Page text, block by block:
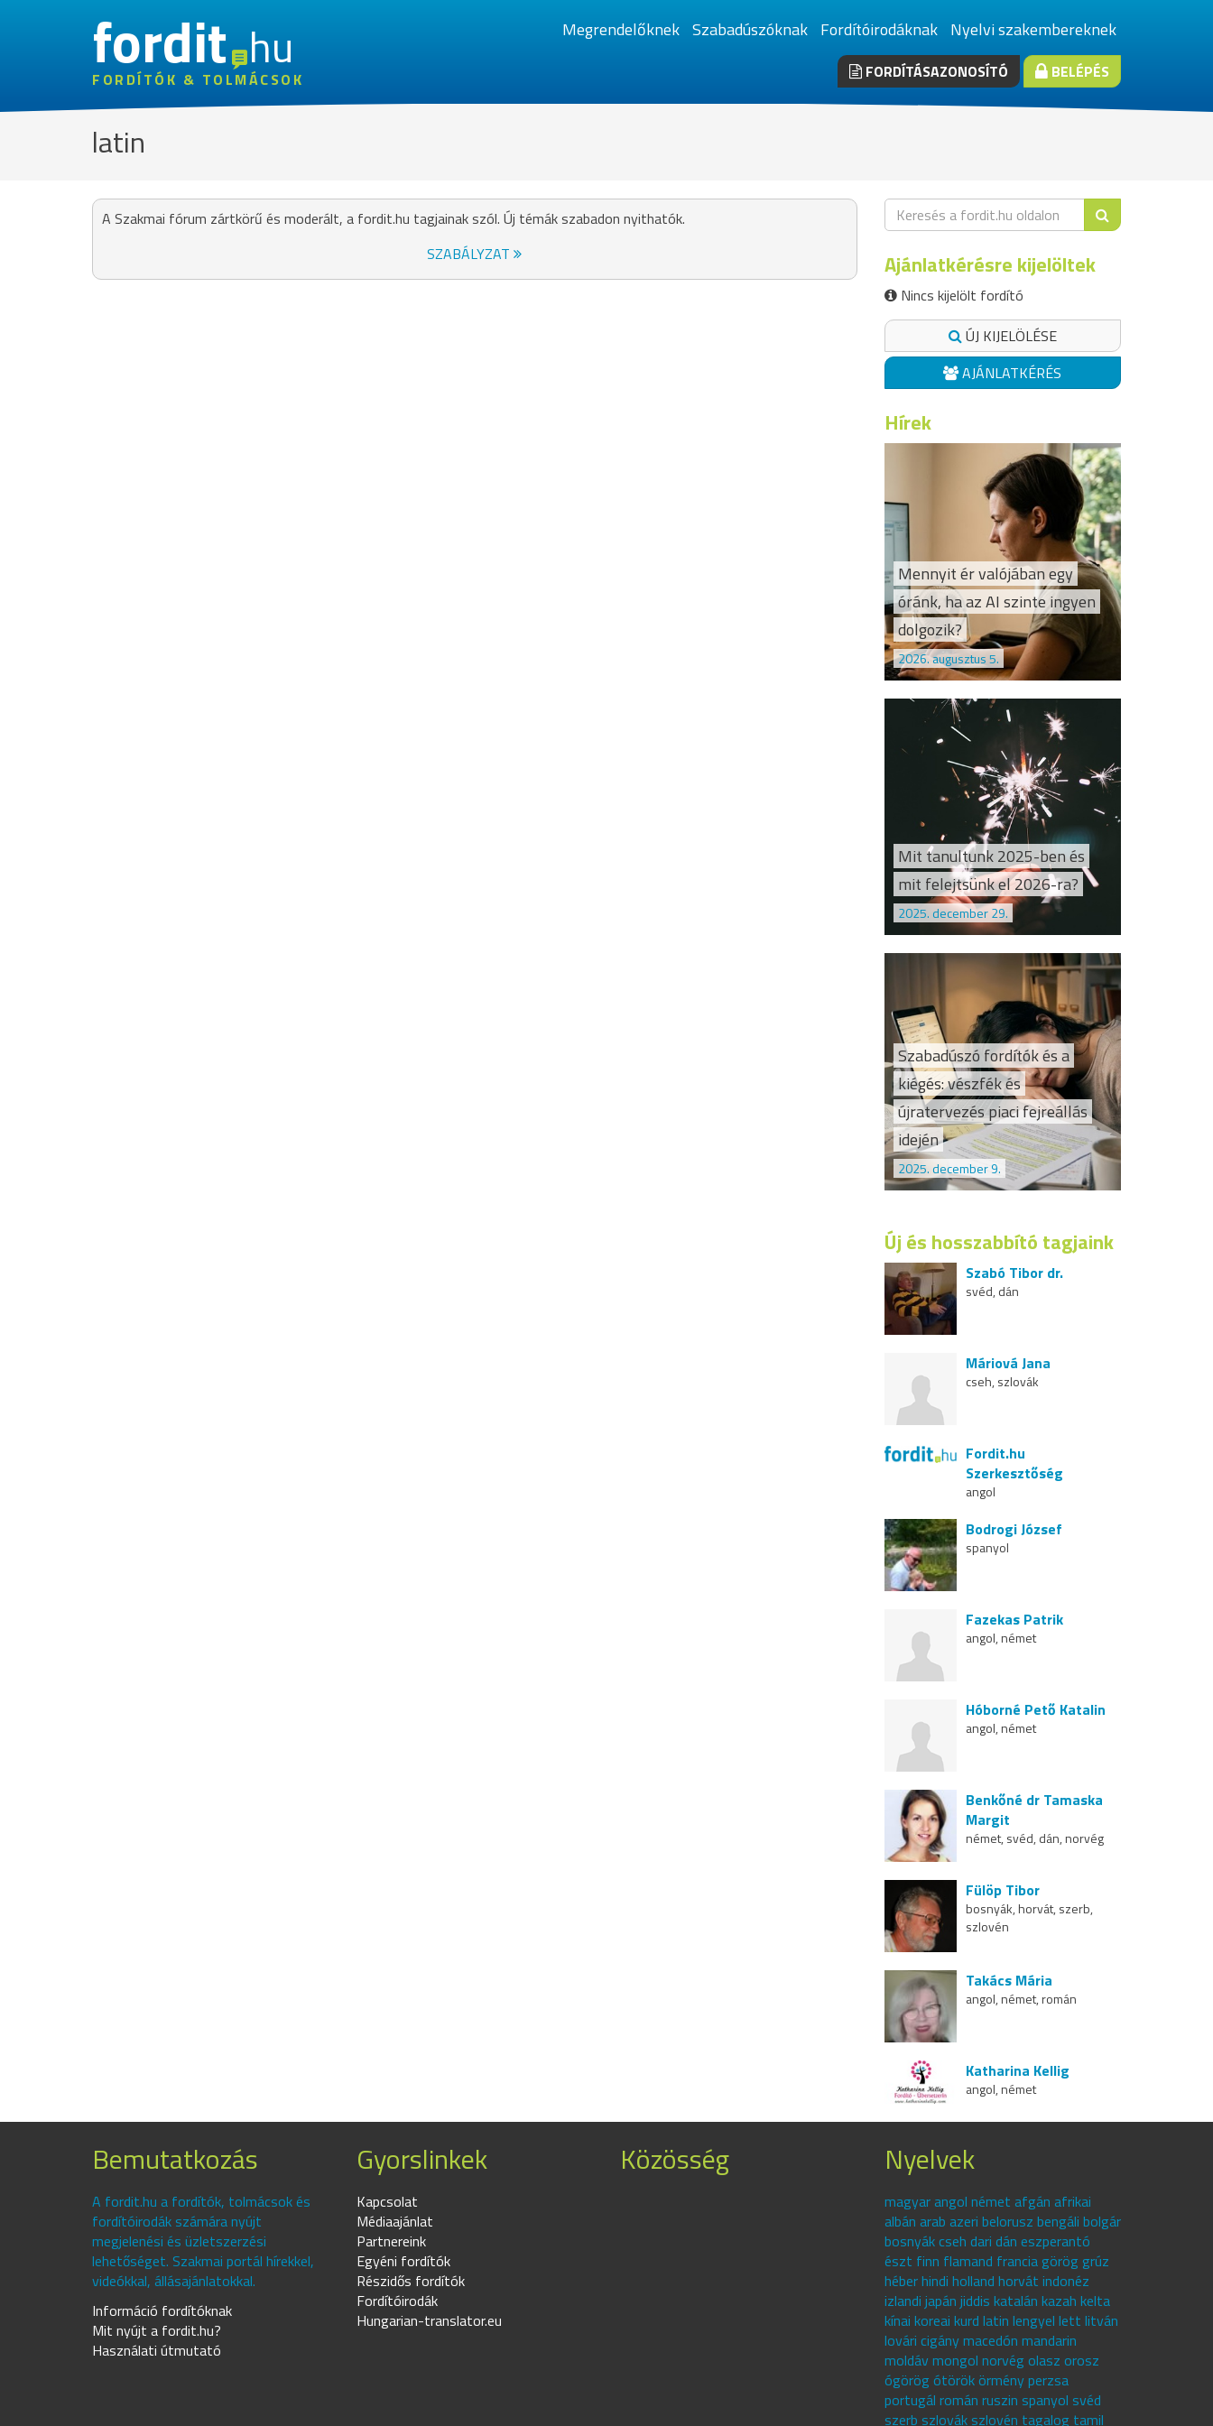
fordithu
FORDÍTÓK & TOLMÁCSOK
Megrendelőknek Szabadúszóknak Fordítóirodáknak Nyelvi szakembereknek
FORDÍTÁSAZONOSÍTÓ BELÉPÉS
latin
A Szakmai fórum zártkörű és moderált, a fordit.hu tagjainak szól. Új témák szabadon nyithatók.
SZABÁLYZAT
Ajánlatkérésre kijelöltek
Nincs kijelölt fordító
ÚJ KIJELÖLÉSE
AJÁNLATKÉRÉS
Hírek
Mennyit ér valójában egy
óránk, ha az AI szinte ingyen
dolgozik?
2026. augusztus 5.
Mit tanultunk 2025-ben és
mit felejtsünk el 2026-ra?
2025. december 29.
Szabadúszó fordítók és a
kiégés: vészfék és
újratervezés piaci fejreállás
idején
2025. december 9.
Új és hosszabbító tagjaink
Szabó Tibor dr.
svéd, dán
Máriová Jana
cseh, szlovák
Fordit.hu
Szerkesztőség
angol
Bodrogi József
spanyol
Fazekas Patrik
angol, német
Hóborné Pető Katalin
angol, német
Benkőné dr Tamaska
Margit
német, svéd, dán, norvég
Fülöp Tibor
bosnyák, horvát, szerb,
szlovén
Takács Mária
angol, német, román
Katharina Kellig
angol, német
Bemutatkozás
A fordit.hu a fordítók, tolmácsok és
fordítóirodák számára nyújt
megjelenési és üzletszerzési
lehetőséget. Szakmai portál hírekkel,
videókkal, állásajánlatokkal.
Információ fordítóknak
Mit nyújt a fordit.hu?
Használati útmutató
Gyorslinkek
Kapcsolat
Médiaajánlat
Partnereink
Egyéni fordítók
Részidős fordítók
Fordítóirodák
Hungarian-translator.eu
Közösség Nyelvek
magyar angol német afgán afrikai
albán arab azeri belorusz bengáli bolgár
bosnyák cseh dari dán eszperantó
észt finn flamand francia görög grúz
héber hindi holland horvát indonéz
izlandi japán jiddis katalán kazah kelta
kínai koreai kurd latin lengyel lett litván
lovári cigány macedón mandarin
moldáv mongol norvég olasz orosz
ógörög ótörök örmény perzsa
portugál román ruszin spanyol svéd
szerb szlovák szlovén tagalog tamil